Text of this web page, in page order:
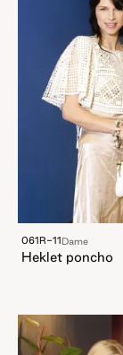
061R-11 Dame
Heklet poncho